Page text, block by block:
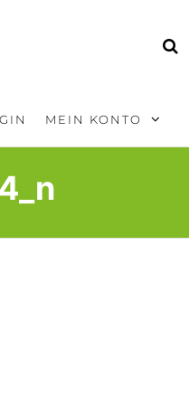
MEIN KONTO